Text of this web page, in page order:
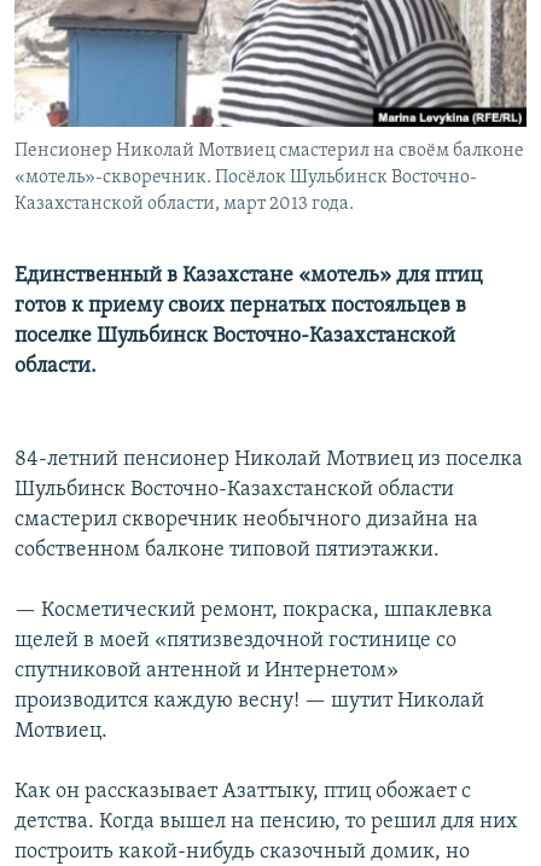
Пенсионер Николай Мотвиец смастерил на своём балконе
«мотель»-скворечник. Посёлок Шульбинск Восточно-
Казахстанской области, март 2013 года.
Единственный в Казахстане «мотель» для птиц
готов к приему своих пернатых постояльцев в
поселке Шульбинск Восточно-Казахстанской
области.
84-летний пенсионер Николай Мотвиец из поселка
Шульбинск Восточно-Казахстанской области
смастерил скворечник необычного дизайна на
собственном балконе типовой пятиэтажки.
— Косметический ремонт, покраска, шпаклевка
щелей в моей «пятизвездочной гостинице со
спутниковой антенной и Интернетом»
производится каждую весну! — шутит Николай
Мотвиец.
Как он рассказывает Азаттыку, птиц обожает с
детства. Когда вышел на пенсию, то решил для них
построить какой-нибудь сказочный домик, но